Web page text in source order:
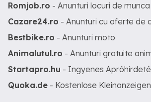
Romjob.ro - Anunturi locuri de munca
Cazare24.ro - Anunturi cu oferte de
Bestbike.ro - Anunturi moto
Animalutul.ro - Anunturi gratuite
Startapro.hu - Ingyenes
Quoka.de - Kostenlose Kleinanzeigen